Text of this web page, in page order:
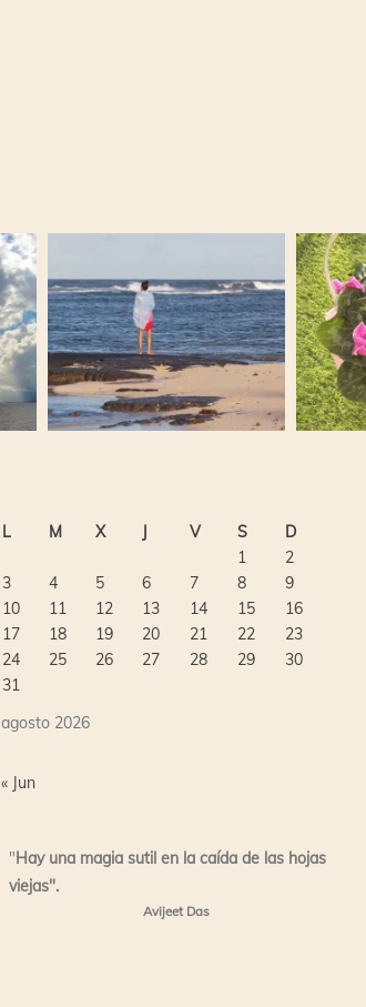
agosto 2026
L M X J V S
D
1
2
3
4 5 6 7 8
9
10
11 12 13 14 15
16
17
18 19 20 21 22
23
24
25 26 27 28 29
30
31
« Jun
"Hay una magia sutil en la caída de las hojas
viejas".
Avijeet Das